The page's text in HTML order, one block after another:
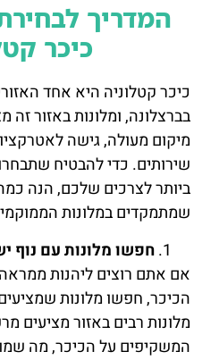
המדריך
כיכר
כיכר קטלוניה היא אחד
בברצלונה, ומלונות באזור זה
מיקום מעולה, גישה
שירותים. כדי להבטיח
ביותר לצרכים שלכם, הנה
שמתמקדים במלונות
חפשו מלונות עם נוף
אם אתם רוצים ליהנות
הכיכר, חפשו מלונות
מלונות רבים באזור מציעים
המשקיפים על הכיכר, מה